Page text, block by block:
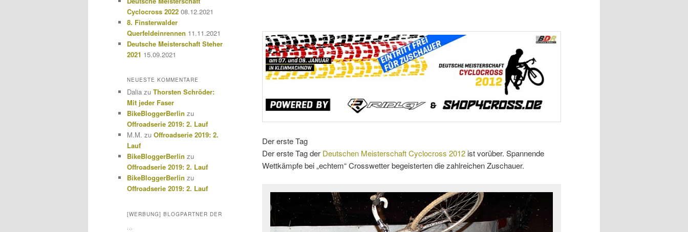
Der erste Tag
Der erste Tag der Deutschen Meisterschaft Cyclocross 2012 ist vorüber. Spannende
Wettkämpfe bei „echtem“ Crosswetter begeisterten die zahlreichen Zuschauer.
Cyclocross 2022 08.12.2021
8. Finsterwalder
Querfeldeinrennen 11.11.2021
Deutsche Meisterschaft Steher
2021 15.09.2021
NEUESTE KOMMENTARE
Dalia zu Thorsten Schröder:
Mit jeder Faser
BikeBloggerBerlin zu
Offroadserie 2019: 2. Lauf
M.M. zu Offroadserie 2019: 2.
Lauf
BikeBloggerBerlin zu
Offroadserie 2019: 2. Lauf
BikeBloggerBerlin zu
Offroadserie 2019: 2. Lauf
[WERBUNG] BLOGPARTNER DER